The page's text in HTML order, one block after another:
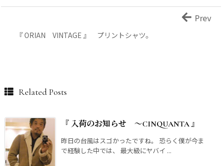
『 ORIAN VINTAGE 』 プリントシャツ。
Prev
Related Posts
『 入荷のお知らせ ～CINQUANTA 』
昨日の台風はスゴかったですね。 恐らく僕が今ま
で経験した中では、 最大級にヤバイ ...